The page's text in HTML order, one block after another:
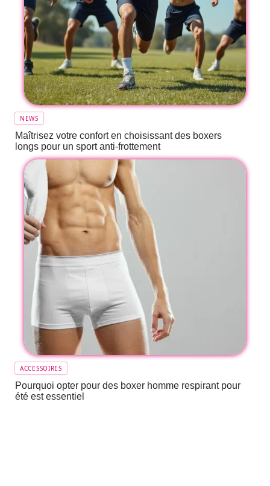
NEWS
Maîtrisez votre confort en choisissant des boxers
longs pour un sport anti-frottement
ACCESSOIRES
Pourquoi opter pour des boxer homme respirant pour
été est essentiel